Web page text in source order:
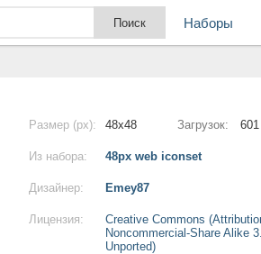
Наборы
Размер (px): 48x48 Загрузок: 601
Из набора: 48px web iconset
Дизайнер: Emey87
Лицензия:
Creative Commons
Noncommercial-Share Alike
Unported)